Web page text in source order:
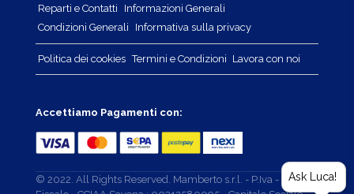
Reparti e Contatti
Informazioni Generali
Condizioni Generali
Informativa sulla privacy
Politica dei cookies Termini e Condizioni Lavora con noi
Accettiamo Pagamenti con:
© 2022. All Rights Reserved. Mamberto s.r.l. - P.Iva - Cod.Ask Luca!